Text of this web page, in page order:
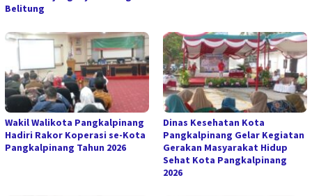
Belitung
Wakil Walikota Pangkalpinang
Hadiri Rakor Koperasi se-Kota
Pangkalpinang Tahun 2026
Dinas Kesehatan Kota
Pangkalpinang Gelar Kegiatan
Gerakan Masyarakat Hidup
Sehat Kota Pangkalpinang
2026